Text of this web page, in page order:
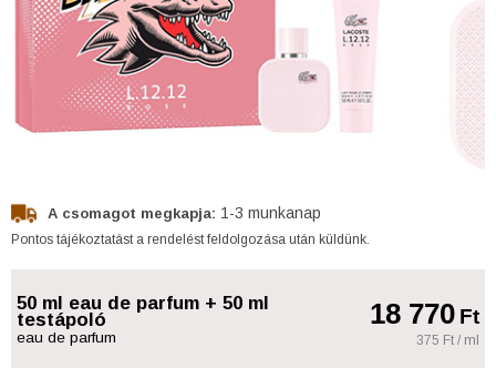
A csomagot megkapja: 1-3 munkanap
Pontos tájékoztatást a rendelést feldolgozása után küldünk.
50 ml eau de parfum + 50 ml
testápoló
eau de parfum
18 770Ft
375 Ft / ml